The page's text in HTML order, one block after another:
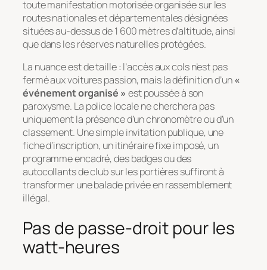
toute manifestation motorisée organisée sur les
routes nationales et départementales désignées
situées au-dessus de 1 600 mètres d’altitude, ainsi
que dans les réserves naturelles protégées.
La nuance est de taille : l’accès aux cols n’est pas
fermé aux voitures passion, mais la définition d’un«
événement organisé » est poussée à son
paroxysme. La police locale ne cherchera pas
uniquement la présence d’un chronomètre ou d’un
classement. Une simple invitation publique, une
fiche d’inscription, un itinéraire fixe imposé, un
programme encadré, des badges ou des
autocollants de club sur les portières suffiront à
transformer une balade privée en rassemblement
illégal.
Pas de passe-droit pour les
watt-heures